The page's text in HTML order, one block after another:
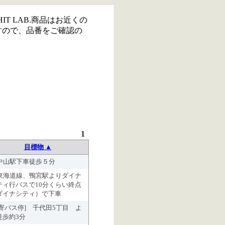
LAB.商品はお近くの
で、品番をご確認の
1
目標物 ▲
山駅下車徒歩５分
海道線、鴨宮駅よりダイナ
ィ行バスで10分くらい終点
イナシティ）で下車
バス停] 千代田5丁目 よ
歩約3分